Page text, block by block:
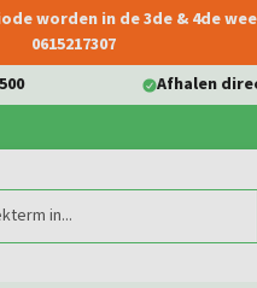
worden in de 3de & 4de
0615217307
Afhalen